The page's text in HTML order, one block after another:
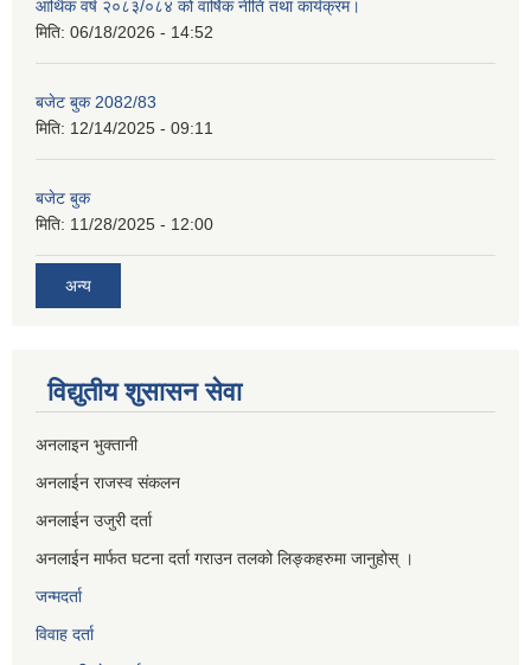
आर्थिक वर्ष २०८३/०८४ को वार्षिक नीति तथा कार्यक्रम।
मिति: 06/18/2026 - 14:52
बजेट बुक 2082/83
मिति: 12/14/2025 - 09:11
बजेट बुक
मिति: 11/28/2025 - 12:00
अन्य
विद्युतीय शुसासन सेवा
अनलाइन भुक्तानी
अनलाईन राजस्व संकलन
अनलाईन उजुरी दर्ता
अनलाईन मार्फत घटना दर्ता गराउन तलको लिङ्कहरुमा जानुहोस् ।
जन्मदर्ता
विवाह दर्ता